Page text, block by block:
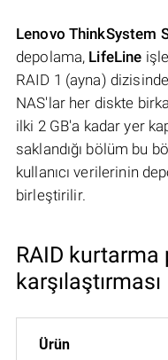
Lenovo ThinkSystem
depolama, LifeLine
RAID 1 (ayna)
NAS'lar her diskte
ilki 2 GB'a kadar yer
saklandığı bölüm bu
kullanıcı verilerinin
birleştirilir.
RAID kurtarma
karşılaştırması